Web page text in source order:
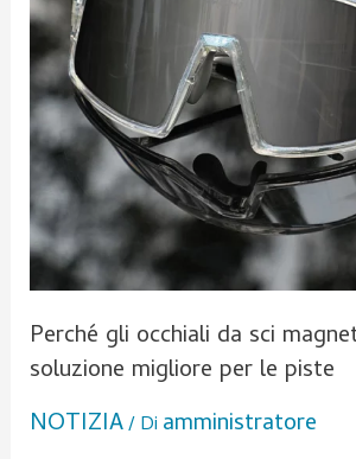
Perché gli occhiali da sci
soluzione migliore per le piste
NOTIZIA/ Di amministratore
sono
la
soluzione
migliore
per
le
piste